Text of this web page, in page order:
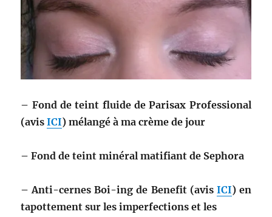
– Fond de teint fluide de Parisax Professional
(avisICI) mélangé à ma crème de jour
– Fond de teint minéral matifiant de Sephora
– Anti-cernes Boi-ing de Benefit (avis ICI) en
tapottement sur les imperfections et les